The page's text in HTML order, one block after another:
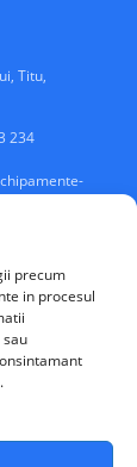
precum
in procesul
sau
Titu,
234